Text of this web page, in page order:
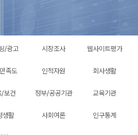
/광고 시장조사 웹사이트평가
족도 인적자원 회사생활
/보건 정부/공공기관 교육기관
생활 사회여론 인구통계